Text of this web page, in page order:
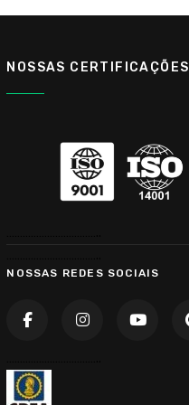
NOSSAS CERTIFICAÇÕES
NOSSAS REDES SOCIAIS